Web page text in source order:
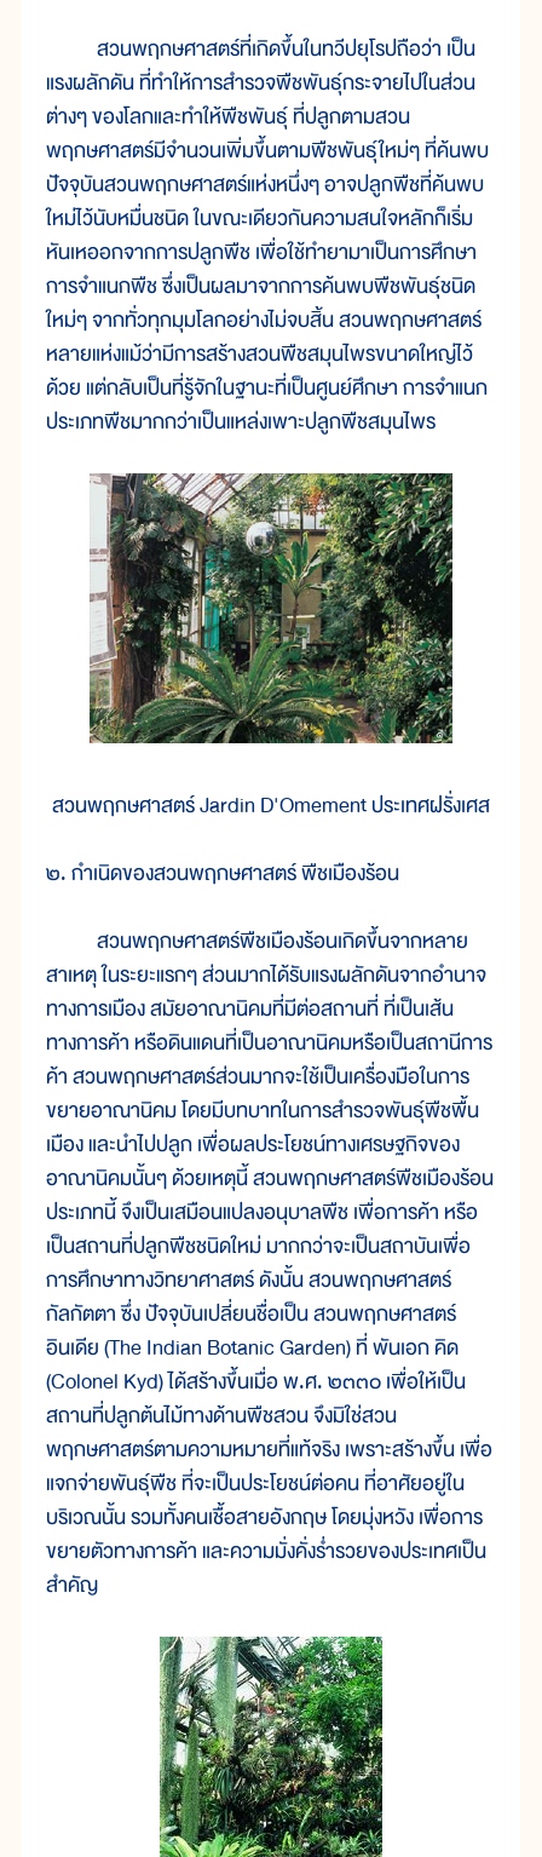
สวนพฤกษศาสตร์ที่เกิดขึ้นในทวีปยุโรปถือว่า เป็น
แรงผลักดัน ที่ทำให้การสำรวจพืชพันธุ์กระจายไปในส่วน
ต่างๆ ของโลกและทำให้พืชพันธุ์ ที่ปลูกตามสวน
พฤกษศาสตร์มีจำนวนเพิ่มขึ้นตามพืชพันธุ์ใหม่ๆ ที่ค้นพบ
ปัจจุบันสวนพฤกษศาสตร์แห่งหนึ่งๆ อาจปลูกพืชที่ค้นพบ
ใหม่ไว้นับหมื่นชนิด ในขณะเดียวกันความสนใจหลักก็เริ่ม
หันเหออกจากการปลูกพืช เพื่อใช้ทำยามาเป็นการศึกษา
การจำแนกพืช ซึ่งเป็นผลมาจากการค้นพบพืชพันธุ์ชนิด
ใหม่ๆ จากทั่วทุกมุมโลกอย่างไม่จบสิ้น สวนพฤกษศาสตร์
หลายแห่งแม้ว่ามีการสร้างสวนพืชสมุนไพรขนาดใหญ่ไว้
ด้วย แต่กลับเป็นที่รู้จักในฐานะที่เป็นศูนย์ศึกษา การจำแนก
ประเภทพืชมากกว่าเป็นแหล่งเพาะปลูกพืชสมุนไพร
สวนพฤกษศาสตร์ Jardin D'Omement ประเทศฝรั่งเศส
๒. กำเนิดของสวนพฤกษศาสตร์ พืชเมืองร้อน
สวนพฤกษศาสตร์พืชเมืองร้อนเกิดขึ้นจากหลาย
สาเหตุ ในระยะแรกๆ ส่วนมากได้รับแรงผลักดันจากอำนาจ
ทางการเมือง สมัยอาณานิคมที่มีต่อสถานที่ ที่เป็นเส้น
ทางการค้า หรือดินแดนที่เป็นอาณานิคมหรือเป็นสถานีการ
ค้า สวนพฤกษศาสตร์ส่วนมากจะใช้เป็นเครื่องมือในการ
ขยายอาณานิคม โดยมีบทบาทในการสำรวจพันธุ์พืชพื้น
เมือง และนำไปปลูก เพื่อผลประโยชน์ทางเศรษฐกิจของ
อาณานิคมนั้นๆ ด้วยเหตุนี้ สวนพฤกษศาสตร์พืชเมืองร้อน
ประเภทนี้ จึงเป็นเสมือนแปลงอนุบาลพืช เพื่อการค้า หรือ
เป็นสถานที่ปลูกพืชชนิดใหม่ มากกว่าจะเป็นสถาบันเพื่อ
การศึกษาทางวิทยาศาสตร์ ดังนั้น สวนพฤกษศาสตร์
กัลกัตตา ซึ่ง ปัจจุบันเปลี่ยนชื่อเป็น สวนพฤกษศาสตร์
อินเดีย (The Indian Botanic Garden) ที่ พันเอก คิด
(Colonel Kyd) ได้สร้างขึ้นเมื่อ พ.ศ. ๒๓๓๐ เพื่อให้เป็น
สถานที่ปลูกต้นไม้ทางด้านพืชสวน จึงมิใช่สวน
พฤกษศาสตร์ตามความหมายที่แท้จริง เพราะสร้างขึ้น เพื่อ
แจกจ่ายพันธุ์พืช ที่จะเป็นประโยชน์ต่อคน ที่อาศัยอยู่ใน
บริเวณนั้น รวมทั้งคนเชื้อสายอังกฤษ โดยมุ่งหวัง เพื่อการ
ขยายตัวทางการค้า และความมั่งคั่งร่ำรวยของประเทศเป็น
สำคัญ